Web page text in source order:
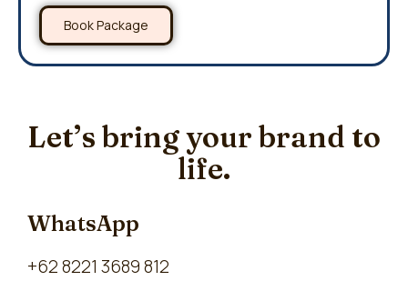
Book Package
Let’s bring your brand to
life.
WhatsApp
+62 8221 3689 812